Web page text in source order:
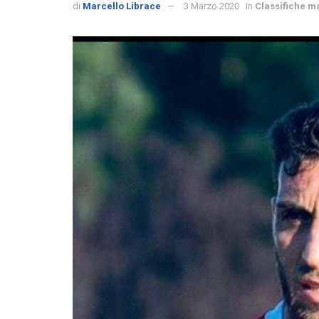
di Marcello Librace 3 Marzo 2020 in Classifiche